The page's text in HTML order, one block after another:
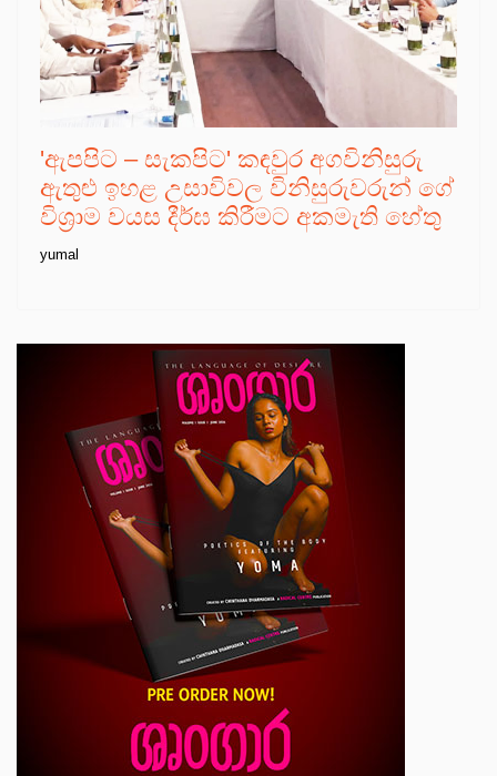
'ඇපපිට – සැකපිට' කඳවුර අගවිනිසුරු
ඇතුළු ඉහළ උසාවිවල විනිසුරුවරුන් ගේ
විශ්‍රාම වයස දීර්ඝ කිරීමට අකමැති හේතු
yumal